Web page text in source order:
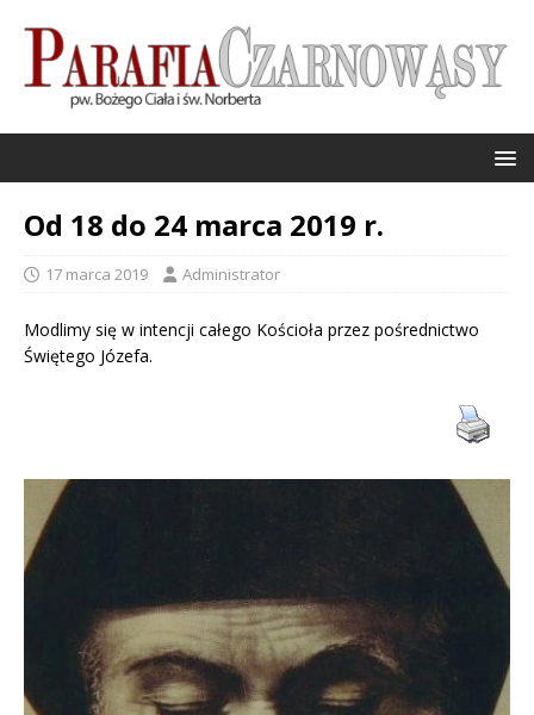
Od 18 do 24 marca 2019 r.
17 marca 2019 Administrator
Modlimy się w intencji całego Kościoła przez pośrednictwo
Świętego Józefa.